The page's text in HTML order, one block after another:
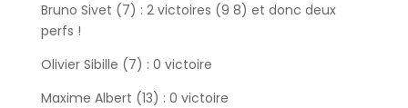
Bruno Sivet (7) : 2 victoires (9 8) et donc deux
perfs !
Olivier Sibille (7) : 0 victoire
Maxime Albert (13) : 0 victoire